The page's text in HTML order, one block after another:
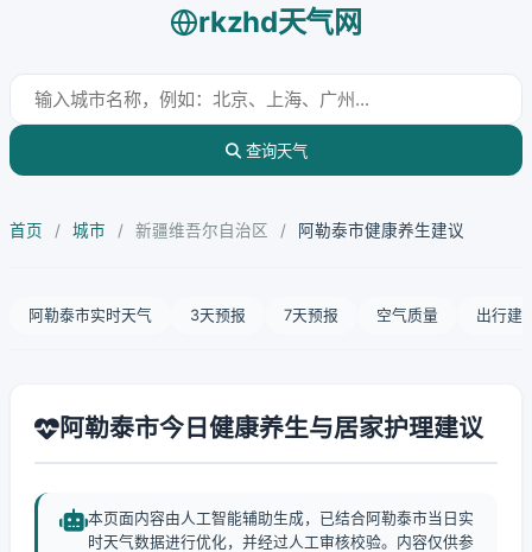
rkzhd天气网
查询天气
首页 / 城市 / 新疆维吾尔自治区 / 阿勒泰市健康养生建议
阿勒泰市实时天气 3天预报 7天预报 空气质量 出行建
阿勒泰市今日健康养生与居家护理建议
本页面内容由人工智能辅助生成，已结合阿勒泰市当日实
时天气数据进行优化，并经过人工审核校验。内容仅供参